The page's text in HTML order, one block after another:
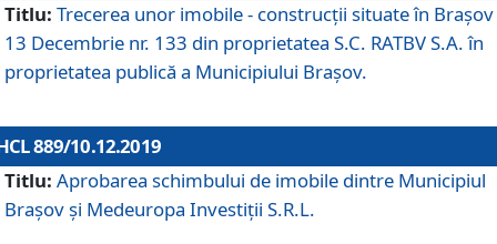
Titlu: Trecerea unor imobile - construcții situate în Brașov
13 Decembrie nr. 133 din proprietatea S.C. RATBV S.A. în
proprietatea publică a Municipiului Brașov.
889/10.12.2019
Titlu: Aprobarea schimbului de imobile dintre Municipiul
Brașov și Medeuropa Investiții S.R.L.